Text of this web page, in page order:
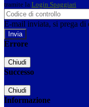
tramite la Login Spaggiari
E-mail inviata, si prega di
Errore
Chiudi
Successo
Chiudi
Informazione